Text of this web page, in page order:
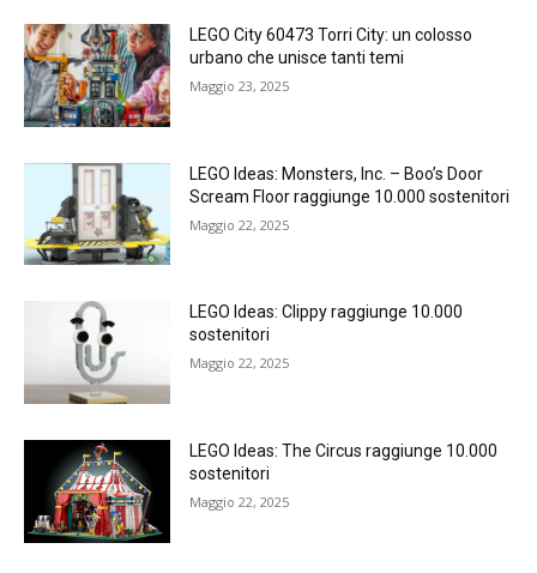
LEGO City 60473 Torri City: un colosso
urbano che unisce tanti temi
Maggio 23, 2025
LEGO Ideas: Monsters, Inc. – Boo’s Door
Scream Floor raggiunge 10.000 sostenitori
Maggio 22, 2025
LEGO Ideas: Clippy raggiunge 10.000
sostenitori
Maggio 22, 2025
LEGO Ideas: The Circus raggiunge 10.000
sostenitori
Maggio 22, 2025